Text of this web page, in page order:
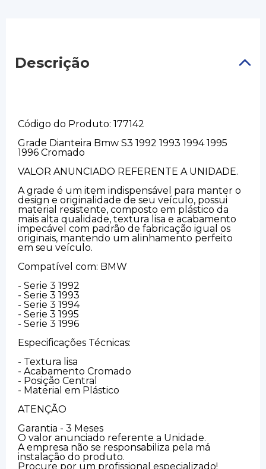
Descrição
Código do Produto: 177142
Grade Dianteira Bmw S3 1992 1993 1994 1995
1996 Cromado
VALOR ANUNCIADO REFERENTE A UNIDADE.
A grade é um item indispensável para manter o
design e originalidade de seu veículo, possui
material resistente, composto em plástico da
mais alta qualidade, textura lisa e acabamento
impecável com padrão de fabricação igual os
originais, mantendo um alinhamento perfeito
em seu veículo.
Compatível com: BMW
- Serie 3 1992
- Serie 3 1993
- Serie 3 1994
- Serie 3 1995
- Serie 3 1996
Especificações Técnicas:
- Textura lisa
- Acabamento Cromado
- Posição Central
- Material em Plástico
ATENÇÃO
Garantia - 3 Meses
O valor anunciado referente a Unidade.
A empresa não se responsabiliza pela má
instalação do produto.
Procure por um profissional especializado!